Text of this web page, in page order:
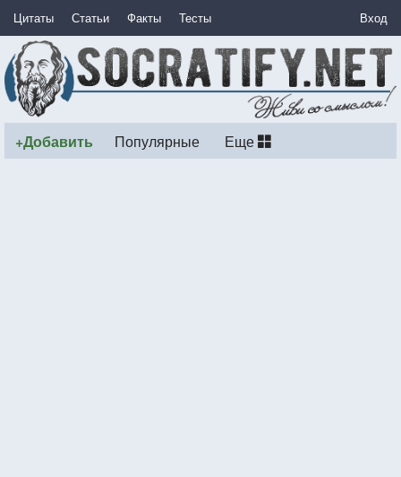
Цитаты Статьи Факты Тесты Вход
+Добавить Популярные Еще